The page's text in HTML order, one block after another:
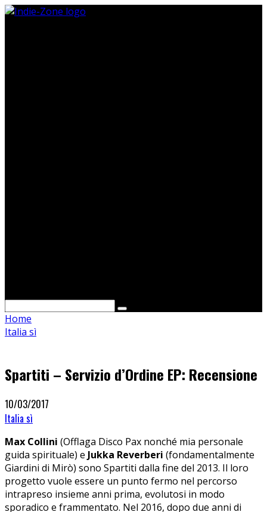
Home
Italia sì
Spartiti – Servizio d’Ordine EP: Recensione
10/03/2017
Italia sì
Max Collini (Offlaga Disco Pax nonché mia personale
guida spirituale) e Jukka Reverberi (fondamentalmente
Giardini di Mirò) sono Spartiti dalla fine del 2013. Il loro
progetto vuole essere un punto fermo nel percorso
intrapreso insieme anni prima, evolutosi in modo
sporadico e frammentato. Nel 2016, dopo due anni di